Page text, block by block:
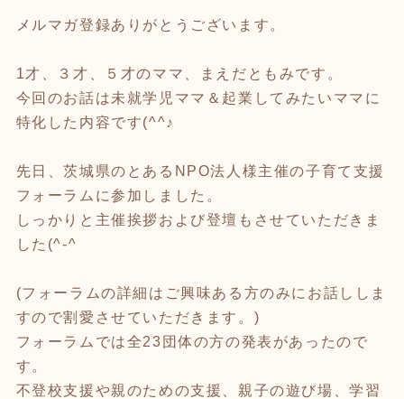
メルマガ登録ありがとうございます。
1才、３才、５才のママ、まえだともみです。
今回のお話は未就学児ママ＆起業してみたいママに
特化した内容です(^^♪
先日、茨城県のとあるNPO法人様主催の子育て支援
フォーラムに参加しました。
しっかりと主催挨拶および登壇もさせていただきま
した(^-^
(フォーラムの詳細はご興味ある方のみにお話ししま
すので割愛させていただきます。)
フォーラムでは全23団体の方の発表があったので
す。
不登校支援や親のための支援、親子の遊び場、学習